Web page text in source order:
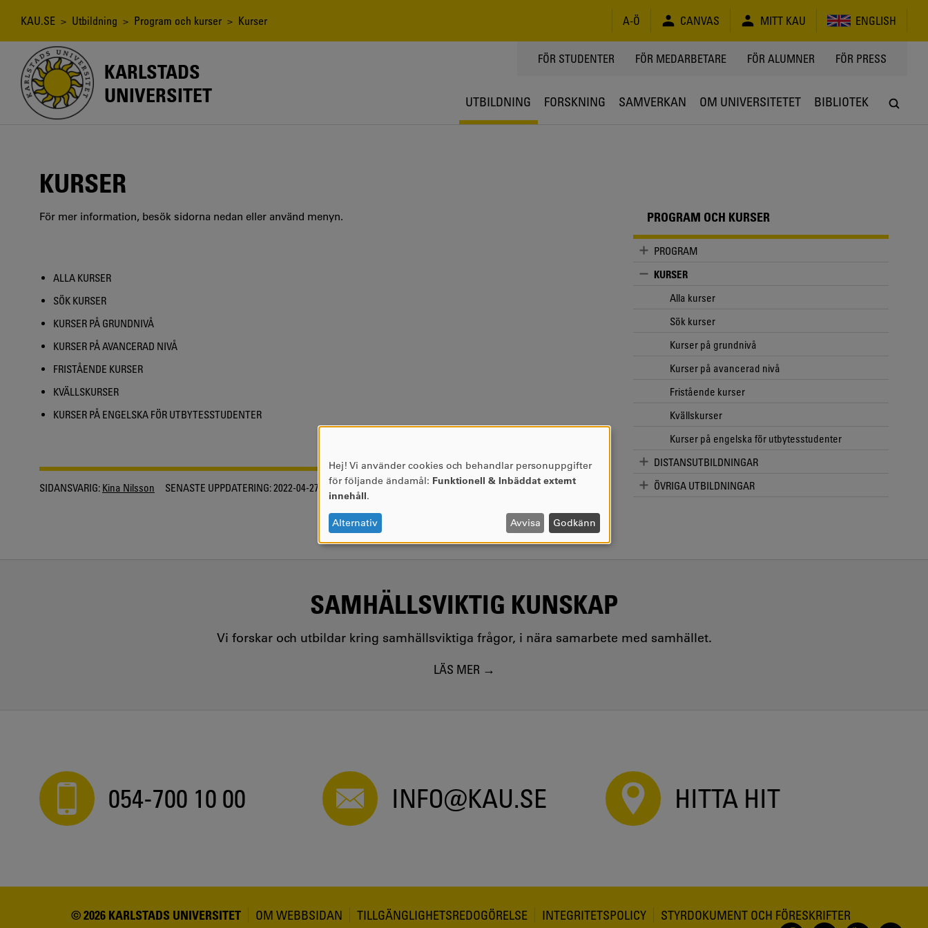
Länkstig
KAU.SE > Utbildning > Program och kurser > Kurser A-Ö CANVAS MITT KAU ENGLISH
KARLSTADS
UNIVERSITET
TOPPMENY
FÖR STUDENTER FÖR MEDARBETARE FÖR ALUMNER FÖR PRESS
UTBILDNING FORSKNING SAMVERKAN OM UNIVERSITETET BIBLIOTEK
KURSER
För mer information, besök sidorna nedan eller använd menyn.
ALLA KURSER
SÖK KURSER
KURSER PÅ GRUNDNIVÅ
KURSER PÅ AVANCERAD NIVÅ
FRISTÅENDE KURSER
KVÄLLSKURSER
KURSER PÅ ENGELSKA FÖR UTBYTESSTUDENTER
SIDANSVARIG: Kina Nilsson SENASTE UPPDATERING:2022-04-27
PROGRAM OCH KURSER
PROGRAM
KURSER
Alla kurser
Sök kurser
Kurser på grundnivå
Kurser på avancerad nivå
Fristående kurser
Kvällskurser
Kurser på engelska för utbytesstudenter
DISTANSUTBILDNINGAR
ÖVRIGA UTBILDNINGAR
SAMHÄLLSVIKTIG KUNSKAP
Vi forskar och utbildar kring samhällsviktiga frågor, i nära samarbete med samhället.
LÄS MER
054-700 10 00 INFO@KAU.SE HITTA HIT
© 2026 KARLSTADS UNIVERSITET OM WEBBSIDAN TILLGÄNGLIGHETSREDOGÖRELSE INTEGRITETSPOLICY STYRDOKUMENT OCH FÖRESKRIFTER
ANVÄNDNING
AV
OCH
COOKIES
Hej! Vi använder cookies och behandlar personuppgifter
för följande ändamål: Funktionell & Inbäddat externt
innehåll.
Alternativ Avvisa Godkänn